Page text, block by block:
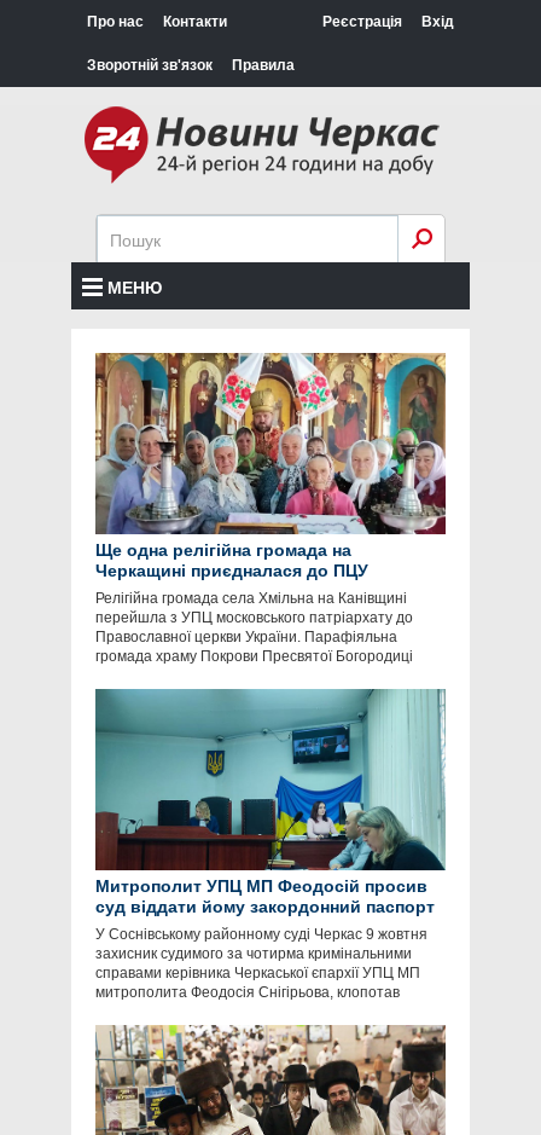
Про нас Контакти
Зворотній зв'язок Правила
Реєстрація Вхід
МЕНЮ
Ще одна релігійна громада на
Черкащині приєдналася до ПЦУ
Релігійна громада села Хмільна на Канівщині
перейшла з УПЦ московського патріархату до
Православної церкви України. Парафіяльна
громада храму Покрови Пресвятої Богородиці
Митрополит УПЦ МП Феодосій просив
суд віддати йому закордонний паспорт
У Соснівському районному суді Черкас 9 жовтня
захисник судимого за чотирма кримінальними
справами керівника Черкаської єпархії УПЦ МП
митрополита Феодосія Снігірьова, клопотав